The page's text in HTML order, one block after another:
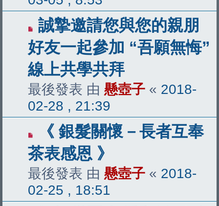
誠摯邀請您與您的親朋
好友一起參加 “吾願無悔”
線上共學共拜
最後發表 由 懸壺子 « 2018-
02-28 , 21:39
《 銀髮關懷－長者互奉
茶表感恩 》
最後發表 由 懸壺子 « 2018-
02-25 , 18:51